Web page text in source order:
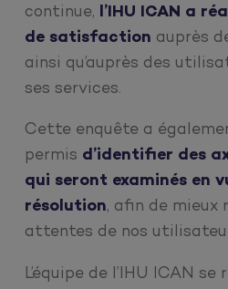
continue,
l’IHU ICAN a
de satisfaction auprès
ainsi qu’auprès des
ses services.
Cette enquête a
permis d’identifier des
qui seront examinés en
résolution, afin de mieux
attentes de nos
L’équipe de l’IHU ICAN